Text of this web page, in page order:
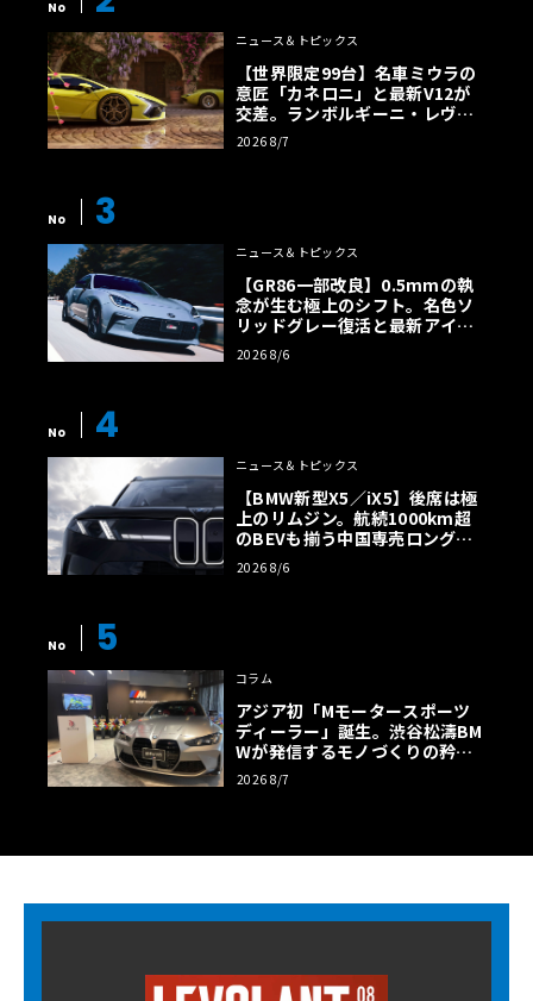
No
ニュース＆トピックス
【世界限定99台】名車ミウラの
意匠「カネロニ」と最新V12が
交差。ランボルギーニ・レヴエ
ルトに60周年記念車が登場
2026 8/7
No 3
ニュース＆トピックス
【GR86一部改良】0.5mmの執
念が生む極上のシフト。名色ソ
リッドグレー復活と最新アイサ
イトでFRの極みへ
2026 8/6
No 4
ニュース＆トピックス
【BMW新型X5／iX5】後席は極
上のリムジン。航続1000km超
のBEVも揃う中国専売ロング仕
様の全貌
2026 8/6
No 5
コラム
アジア初「Mモータースポーツ
ディーラー」誕生。渋谷松濤BM
Wが発信するモノづくりの矜持
【木下隆之コラム】
2026 8/7